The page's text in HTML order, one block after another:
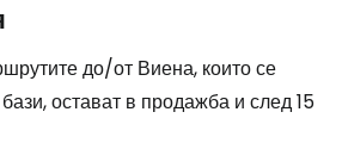
до/от Виена, които се
остават в продажба и след 15